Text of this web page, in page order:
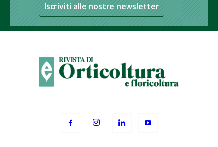
Iscriviti alle nostre newsletter